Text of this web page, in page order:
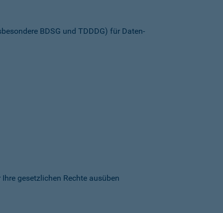
BDSG und TDDDG) für Daten­
gesetzlichen Rechte ausüben